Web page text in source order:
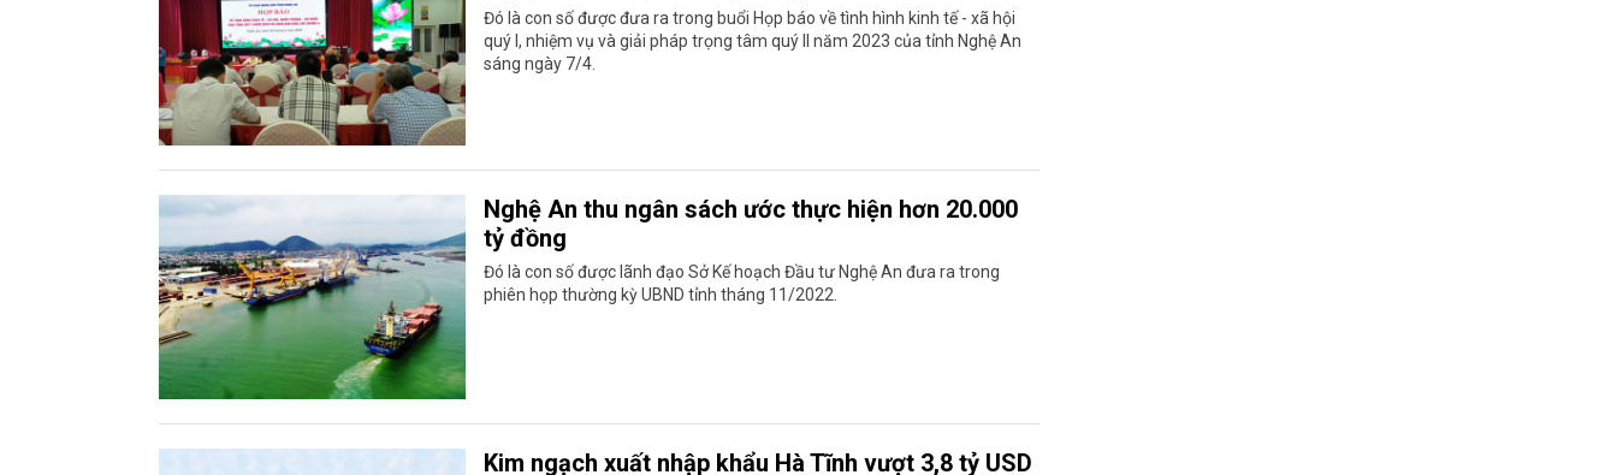
Đó là con số được đưa ra trong buổi Họp báo về tình hình kinh tế - xã hội
quý I, nhiệm vụ và giải pháp trọng tâm quý II năm 2023 của tỉnh Nghệ An
sáng ngày 7/4.
Nghệ An thu ngân sách ước thực hiện hơn 20.000
tỷ đồng
Đó là con số được lãnh đạo Sở Kế hoạch Đầu tư Nghệ An đưa ra trong
phiên họp thường kỳ UBND tỉnh tháng 11/2022.
Kim ngạch xuất nhập khẩu Hà Tĩnh vượt 3,8 tỷ USD